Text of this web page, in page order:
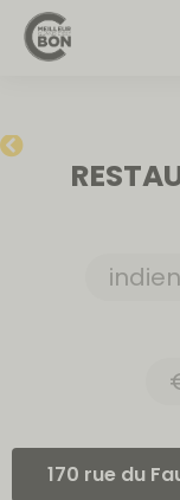
170 rue du